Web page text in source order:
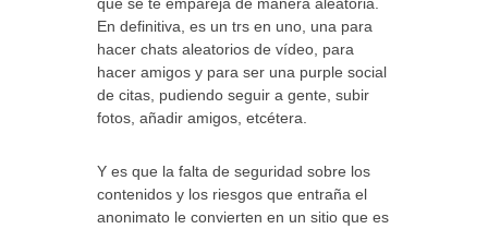
En definitiva, es un trs en uno, una para
hacer chats aleatorios de vídeo, para
hacer amigos y para ser una purple social
de citas, pudiendo seguir a gente, subir
fotos, añadir amigos, etcétera.
Y es que la falta de seguridad sobre los
contenidos y los riesgos que entraña el
anonimato le convierten en un sitio que es